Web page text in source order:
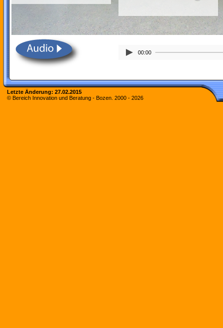
00:00
Letzte Änderung: 27.02.2015
© Bereich Innovation und Beratung - Bozen. 2000 - 2026